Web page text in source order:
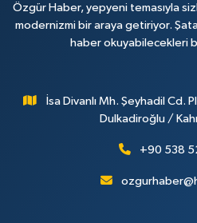
Özgür Haber, yepyeni temasıyla
modernizmi bir araya getiriyor.
haber okuyabilecekleri
İsa Divanlı Mh. Şeyhadil
Dulkadiroğlu /
+90 538